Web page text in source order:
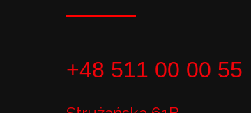
+48 511 00 00 55